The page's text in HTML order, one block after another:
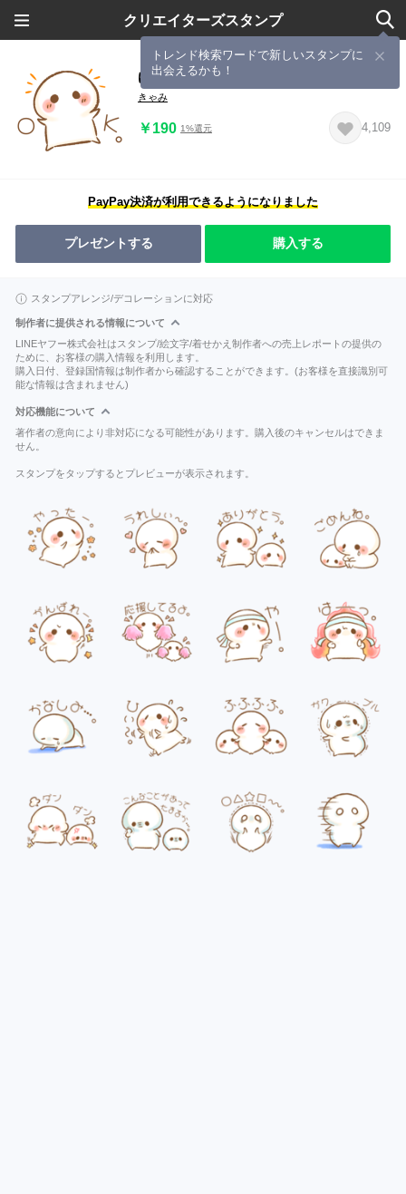
クリエイターズスタンプ
トレンド検索ワードで新しいスタンプに
出会えるかも！
ゆるもち系スタンプ【こころ便り】
きゃみ
￥190 1%還元 4,109
PayPay決済が利用できるようになりました
プレゼントする 購入する
スタンプアレンジ/デコレーションに対応
制作者に提供される情報について
LINEヤフー株式会社はスタンプ/絵文字/着せかえ制作者への売上レポートの提供の
ために、お客様の購入情報を利用します。
購入日付、登録国情報は制作者から確認することができます。(お客様を直接識別可
能な情報は含まれません)
対応機能について
著作者の意向により非対応になる可能性があります。購入後のキャンセルはできま
せん。
スタンプをタップするとプレビューが表示されます。